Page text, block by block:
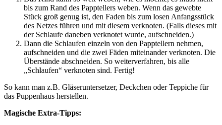
bis zum Rand des Papptellers weben. Wenn das gewebte
Stück groß genug ist, den Faden bis zum losen Anfangsstück
des Netzes führen und mit diesem verknoten. (Falls dieses mit
der Schlaufe daneben verknotet wurde, aufschneiden.)
Dann die Schlaufen einzeln von den Papptellern nehmen,
aufschneiden und die zwei Fäden miteinander verknoten. Die
Überstände abschneiden. So weiterverfahren, bis alle
„Schlaufen“ verknoten sind. Fertig!
So kann man z.B. Gläseruntersetzer, Deckchen oder Teppiche für
das Puppenhaus herstellen.
Magische Extra-Tipps: